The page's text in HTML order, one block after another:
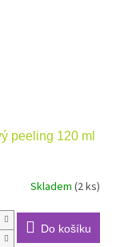
peeling 120 ml
Skladem (2 ks)
Do košíku